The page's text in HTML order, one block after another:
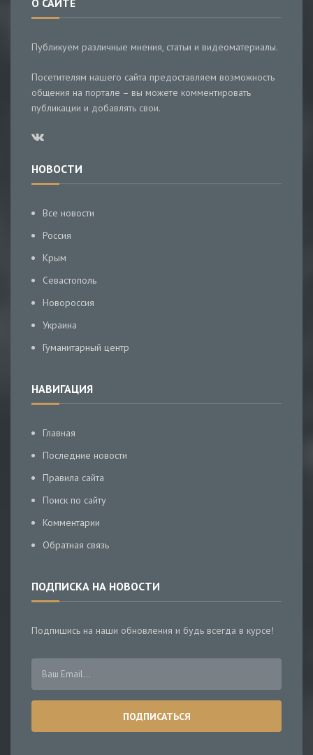
О САЙТЕ
Публикуем различные мнения, статьи и видеоматериалы.
Посетителям нашего сайта предоставляем возможность
общения на портале – вы можете комментировать
публикации и добавлять свои.
НОВОСТИ
Все новости
Россия
Крым
Севастополь
Новороссия
Украина
Гуманитарный центр
НАВИГАЦИЯ
Главная
Последние новости
Правила сайта
Поиск по сайту
Комментарии
Обратная связь
ПОДПИСКА НА НОВОСТИ
Подпишись на наши обновления и будь всегда в курсе!